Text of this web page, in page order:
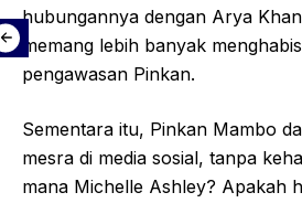
hubungannya dengan Arya
memang lebih banyak
pengawasan Pinkan.
Sementara itu, Pinkan Mambo
mesra di media sosial, tanpa
mana Michelle Ashley? Apakah